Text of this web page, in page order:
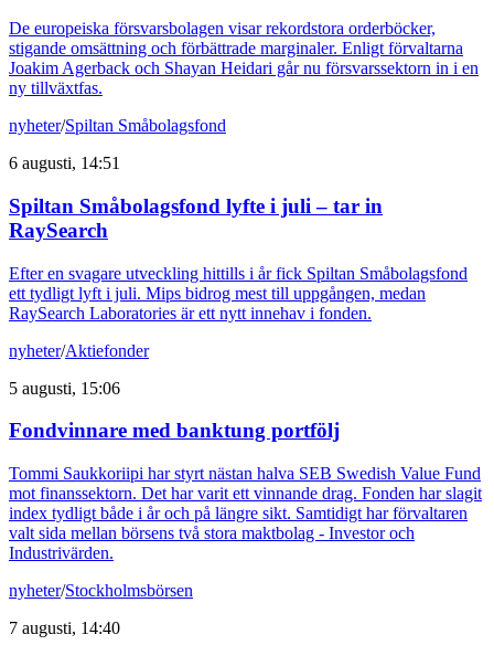
De europeiska försvarsbolagen visar rekordstora orderböcker,
stigande omsättning och förbättrade marginaler. Enligt förvaltarna
Joakim Agerback och Shayan Heidari går nu försvarssektorn in i en
ny tillväxtfas.
nyheter/Spiltan Småbolagsfond
6 augusti, 14:51
Spiltan Småbolagsfond lyfte i juli – tar in
RaySearch
Efter en svagare utveckling hittills i år fick Spiltan Småbolagsfond
ett tydligt lyft i juli. Mips bidrog mest till uppgången, medan
RaySearch Laboratories är ett nytt innehav i fonden.
nyheter/Aktiefonder
5 augusti, 15:06
Fondvinnare med banktung portfölj
Tommi Saukkoriipi har styrt nästan halva SEB Swedish Value Fund
mot finanssektorn. Det har varit ett vinnande drag. Fonden har slagit
index tydligt både i år och på längre sikt. Samtidigt har förvaltaren
valt sida mellan börsens två stora maktbolag - Investor och
Industrivärden.
nyheter/Stockholmsbörsen
7 augusti, 14:40